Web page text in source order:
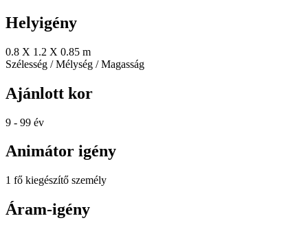
Helyigény
0.8 X 1.2 X 0.85 m
Szélesség / Mélység / Magasság
Ajánlott kor
9 - 99 év
Animátor igény
1 fő kiegészítő személy
Áram-igény